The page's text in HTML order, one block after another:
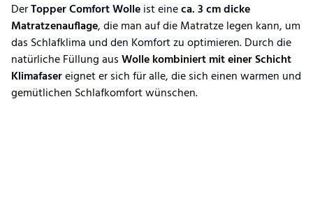
DerTopper Comfort Wolleist eineca. 3 cm dicke
Matratzenauflage, die man auf die Matratze legen kann, um
das Schlafklima und den Komfort zu optimieren. Durch die
natürliche Füllung ausWolle kombiniert mit einer Schicht
Klimafasereignet er sich für alle, die sich einen warmen und
gemütlichen Schlafkomfort wünschen.